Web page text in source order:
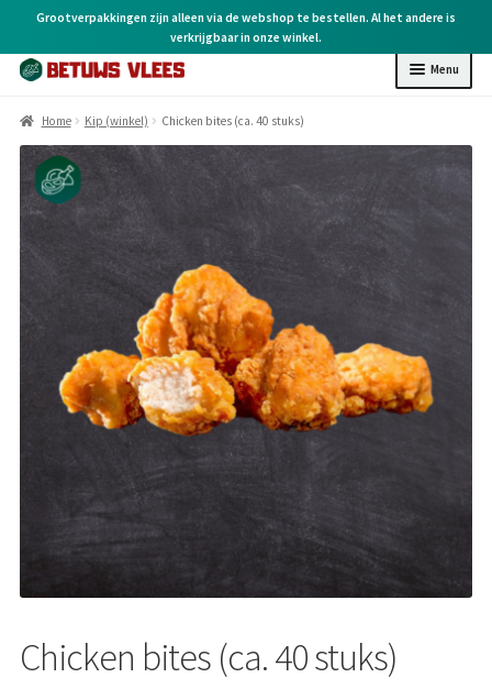
Grootverpakkingen zijn alleen via de webshop te bestellen. Al het andere is
verkrijgbaar in onze winkel.
Menu
Home
Kip (online)
Rund (winkel)
Varken (winkel)
BBQ (winkel)
Kruiden & overige
Cadeaubonnen
Home Kip (winkel) Chicken bites (ca. 40 stuks)
Chicken bites (ca. 40 stuks)